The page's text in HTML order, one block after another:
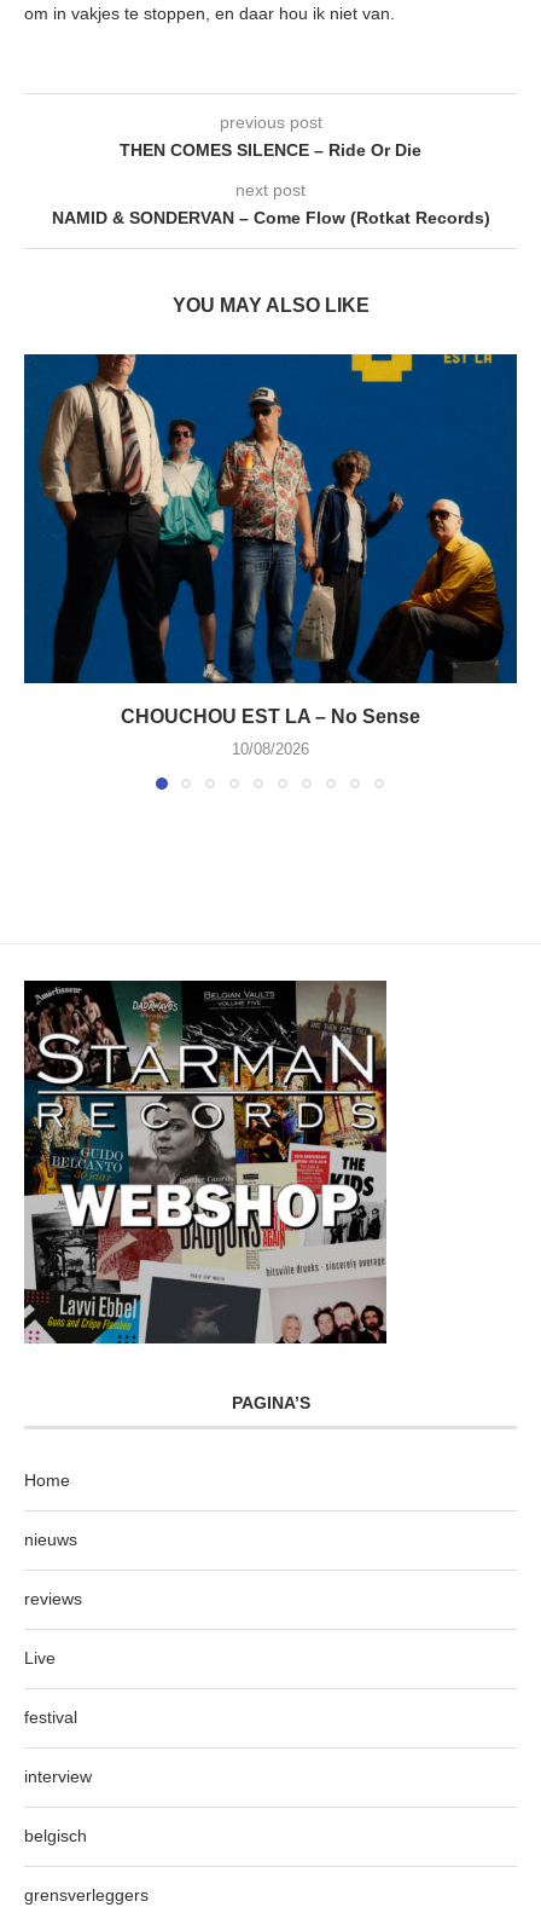
om in vakjes te stoppen, en daar hou ik niet van.
previous post
THEN COMES SILENCE – Ride Or Die
next post
NAMID & SONDERVAN – Come Flow (Rotkat Records)
YOU MAY ALSO LIKE
CHOUCHOU EST LA – No Sense
10/08/2026
PAGINA’S
Home
nieuws
reviews
Live
festival
interview
belgisch
grensverleggers